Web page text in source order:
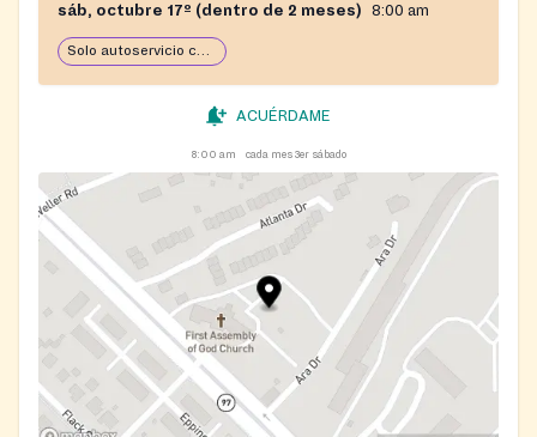
sáb, octubre 17º (dentro de 2 meses) 8:00 am
Solo autoservicio con carro
ACUÉRDAME
8:00 am cada mes 3er sábado